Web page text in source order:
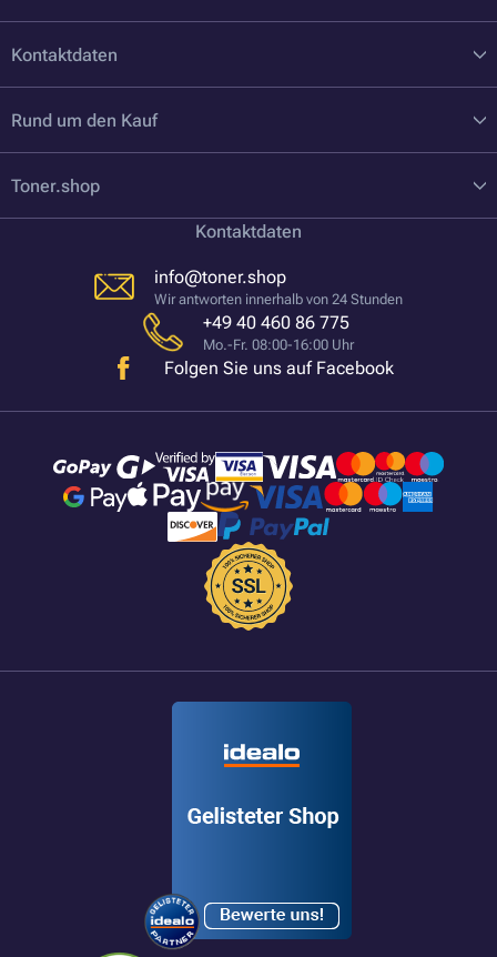
Kontaktdaten
Rund um den Kauf
Toner.shop
Kontaktdaten
info@toner.shop
Wir antworten innerhalb von 24 Stunden
+49 40 460 86 775
Mo.-Fr. 08:00-16:00 Uhr
Folgen Sie uns auf Facebook